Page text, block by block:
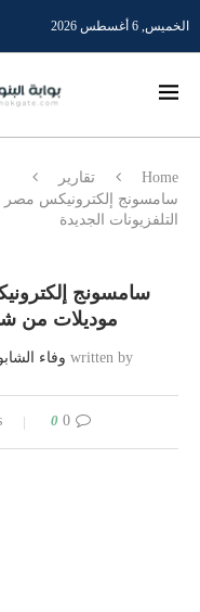
الخميس, 6 أغسطس 2026
Home
تقارير
سامسونج إلكترونيكس مصر
التلفزيونات الجديدة
سامسونج
موديلات من
written by وفاء
0 comments
0